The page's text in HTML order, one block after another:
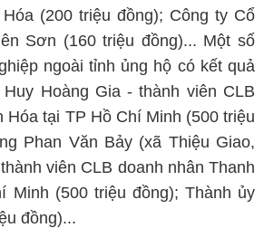
(200 triệu đồng); Công ty Cổ
Sơn (160 triệu đồng)... Một số
ngoài tỉnh ủng hộ có kết quả
Hoàng Gia - thành viên CLB
Hóa tại TP Hồ Chí Minh (500 triệu
Phan Văn Bảy (xã Thiệu Giao,
viên CLB doanh nhân Thanh
Minh (500 triệu đồng); Thành ủy
đồng)...